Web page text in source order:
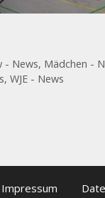
- News, Mädchen -
, WJE - News
Impressum